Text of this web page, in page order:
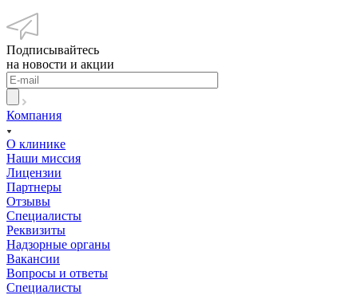
Подписывайтесь
на новости и акции
Компания
О клинике
Наши миссия
Лицензии
Партнеры
Отзывы
Специалисты
Реквизиты
Надзорные органы
Вакансии
Вопросы и ответы
Специалисты